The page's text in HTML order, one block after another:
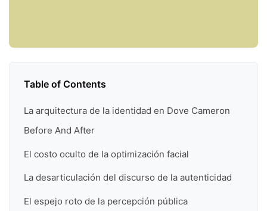
Table of Contents
La arquitectura de la identidad en Dove Cameron
Before And After
El costo oculto de la optimización facial
La desarticulación del discurso de la autenticidad
El espejo roto de la percepción pública